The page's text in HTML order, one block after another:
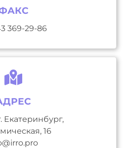
369-29-86
Екатеринбург,
16